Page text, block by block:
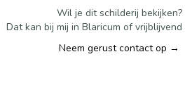
Wil je dit schilderij bekijken?
Dat kan bij mij in Blaricum of vrijblijvend
Neem gerust contact op →